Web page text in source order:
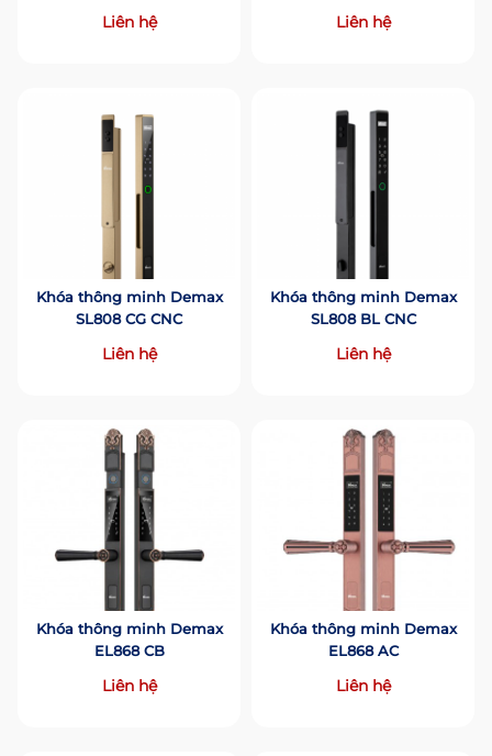
Liên hệ Liên hệ
Khóa thông minh Demax
SL808 CG CNC
Liên hệ
Khóa thông minh Demax
SL808 BL CNC
Liên hệ
Khóa thông minh Demax
EL868 CB
Liên hệ
Khóa thông minh Demax
EL868 AC
Liên hệ